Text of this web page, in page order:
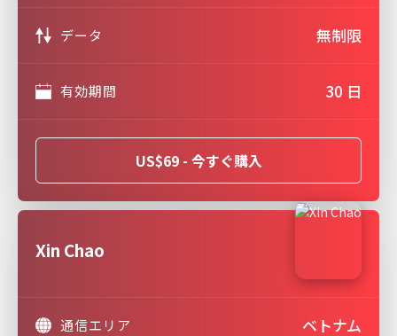
データ 無制限
有効期間 30 日
US$69 - 今すぐ購入
Xin Chao
通信エリア ベトナム